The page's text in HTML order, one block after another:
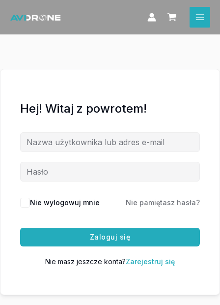
Hej! Witaj z powrotem!
Nie wylogowuj mnie Nie pamiętasz hasła?
Zaloguj się
Nie masz jeszcze konta?Zarejestruj się